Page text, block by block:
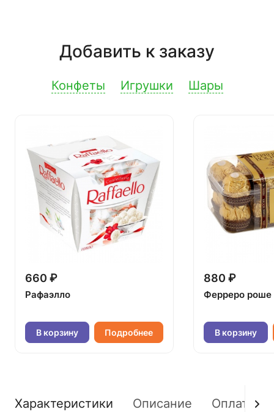
Добавить к заказу
Конфеты Игрушки Шары
660 ₽
Рафаэлло
В корзину Подробнее
880 ₽
Ферреро роше
В корзину
Характеристики Описание Оплата